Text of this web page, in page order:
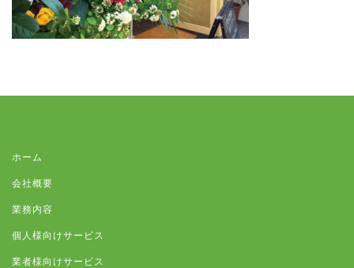
ホーム
会社概要
業務内容
個人様向けサービス
業者様向けサービス